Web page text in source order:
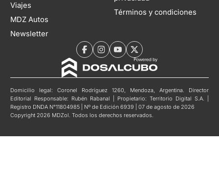
Viajes
MDZ Autos
Newsletter
Términos y condiciones
Domicilio legal: Coronel Rodríguez 1260, Mendoza, Argentina. Director
Editorial Responsable: Rubén Rabanal | Propietario: Territorio Digital S.A. |
Registro DNDA N°11804985 | Nº de Edición 6939 | 07 de agosto de 2026
Copyright 2026 MDZol. Todos los derechos reservados.